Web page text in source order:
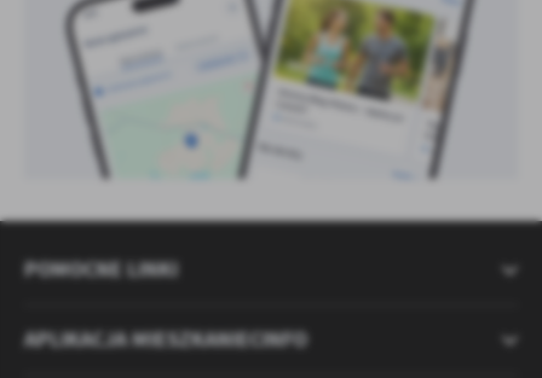
POMOCNE LINKI
APLIKACJA MIESZKANIECINFO